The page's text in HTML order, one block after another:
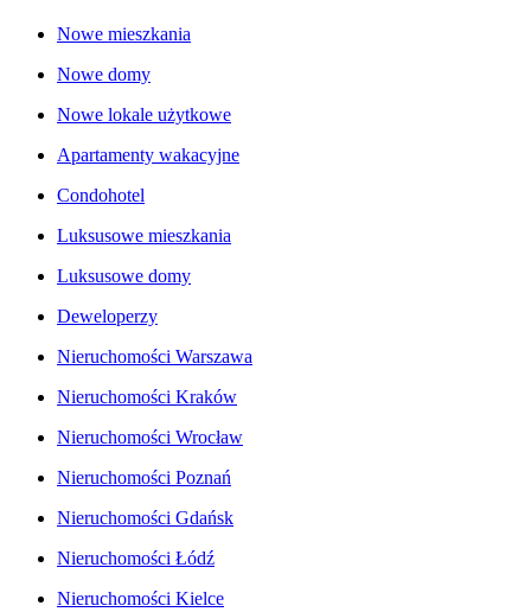
Nowe mieszkania
Nowe domy
Nowe lokale użytkowe
Apartamenty wakacyjne
Condohotel
Luksusowe mieszkania
Luksusowe domy
Deweloperzy
Nieruchomości Warszawa
Nieruchomości Kraków
Nieruchomości Wrocław
Nieruchomości Poznań
Nieruchomości Gdańsk
Nieruchomości Łódź
Nieruchomości Kielce